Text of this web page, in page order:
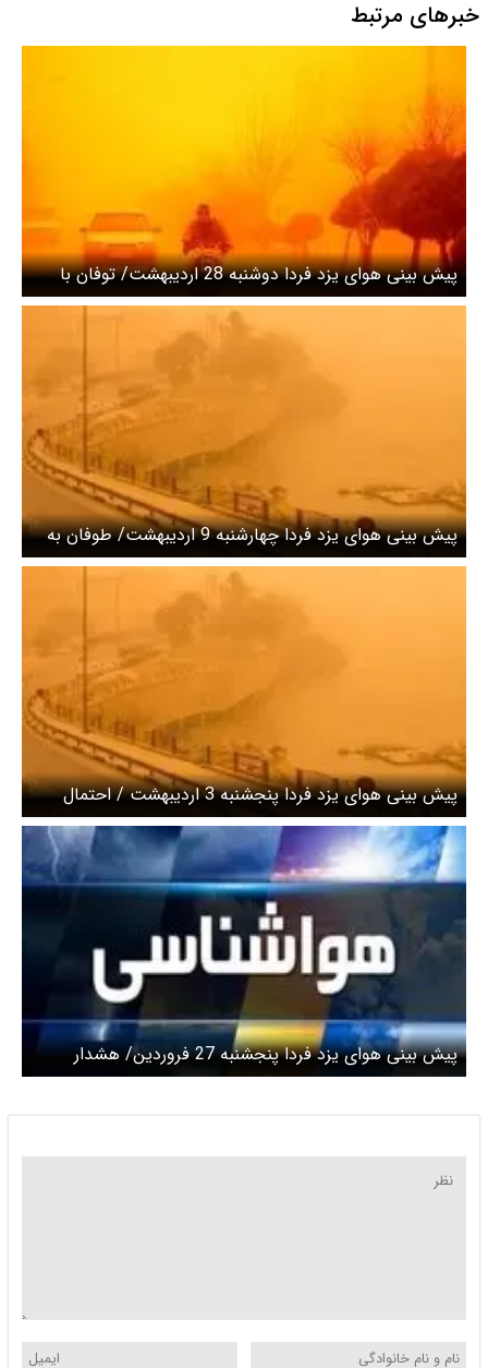
خبرهای مرتبط
پیش بینی هوای یزد فردا دوشنبه 28 اردیبهشت/ توفان با
سرعت ۱۳۹ کیلومتر بر ساعت منشاد را درنوردید
پیش بینی هوای یزد فردا چهارشنبه 9 اردیبهشت/ طوفان به
استان رسید
پیش بینی هوای یزد فردا پنجشنبه 3 اردیبهشت / احتمال
طوفان و گردوخاک در استان
پیش بینی هوای یزد فردا پنجشنبه 27 فروردین/ هشدار
سرمازدگی در روزهای پایانی هفته